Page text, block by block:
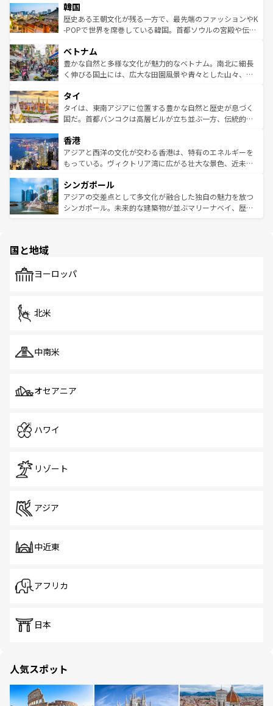
ワイを、存分に味わってほしい。 なお、新着のハワイ情報
はコンテンツ一覧を参照してほしい。
いる。アクティビティも充実しており、サーフィンやダイ
ビング、ハイキングなど、アウトドア好きにはたまらな
い。オーストラリアの多彩な魅力を存分に味わいつくそ
参照してほしい。
ン）、静ひつな山岳地帯である台湾東部など、都市の喧騒
と山間の静けさが共存しており、訪れる人に新しい発見と
驚きをもたらしてくれる。また、奥深い台湾の食文化も魅
容にもいいと評判のスイーツなど、バラエティ豊かな料理
が味わえる。 なお、新着の台湾情報は コンテンツ一覧を参
照してほしい。
韓国
歴史ある王朝文化が残る一方で、最先端のファッションやK
-POPで世界を席巻している韓国。首都ソウルの宮殿や伝統
き、地方に足を延ばせば四季折々の自然美を楽しむことが
できる。そして、キムチや焼肉、絶品のストリートフード
まで、さまざまな韓国料理が待っている。夜には、韓国な
リティに包まれながら、韓国の多彩な魅力を心ゆくまで味
わってみてほしい。 なお、新着の韓国情報はコンテンツ一
覧を参照してほしい。
ベトナム
豊かな自然と多様な文化が魅力的なベトナム。南北に細長
く伸びる国土には、広大な田園風景や青々とした山々、世
急速な発展と共に伝統が息づく。ハノイの古い町並みやホ
ーチミン市のフランス統治時代の建物も、独特の雰囲気を
醸し出している。また、バラエティの豊かさとおいしさで
とつ。フォーやバインミー、ベトナムコーヒーなどは、ぜ
ひ現地で味わいたい。どの地域を訪れてもあたたかい人々
が旅行者を迎えてくれるので、きっと忘れられない旅にな
参照してほしい。
タイ
タイは、東南アジアに位置する豊かな自然と歴史が息づく
国だ。首都バンコクは高層ビルが立ち並ぶ一方、伝統的な
の活気が交差している。北部ではチェンマイなどの山岳地
帯で自然と触れ合い、南部ではプーケットやクラビの美し
いビーチでリゾート気分を楽しむことができる。タイ料理
激する。気候は一年中温暖で、どの季節にも異なる楽しみ
が待っている。親しみやすいタイの人々、仏教を中心とし
た文化、そして多様な観光資源が、訪れる旅人を魅了し続
香港
アジアと西洋の文化が交わる香港は、特有のエネルギーを
もっている。ヴィクトリア湾に広がる壮大な景色、近未来
み、どこを訪れても感動するはず。観光スポットが密集し
ており、効率よく見どころを回れるのも魅力。息をのむよ
うな絶景から文化的な体験まで、香港を存分に楽しみ尽く
シンガポール
アジアの交差点として多文化が融合した独自の魅力を放つ
シンガポール。未来的な建築物が並ぶマリーナベイ、歴史
で、ホーカーズは地元の風情を楽しめる外せないスポット
国と地域
ヨーロッパ
北米
中南米
オセアニア
ハワイ
リゾート
アジア
中近東
アフリカ
日本
人気スポット